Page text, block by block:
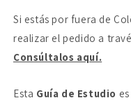
de
Romanos
16
ti
de
8-
16
ti
Si estás por fuera de
realizar el pedido a
Consúltalos aquí.
Esta Guía de Estudio